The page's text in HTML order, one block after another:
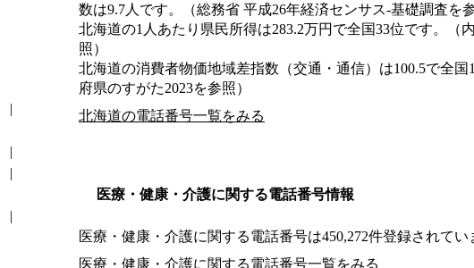
数は9.7人です。（総務省 平成26年経済センサス‐基礎調査を
北海道の1人あたり県民所得は283.2万円で全国33位です。（
照）
北海道の消費者物価地域差指数（交通・通信）は100.5で全
府県のすがた2023を参照）
北海道の電話番号一覧をみる
医療・健康・介護に関する電話番号情報
医療・健康・介護に関する電話番号は450,272件登録されてい
医療・健康・介護に関する電話番号一覧をみる